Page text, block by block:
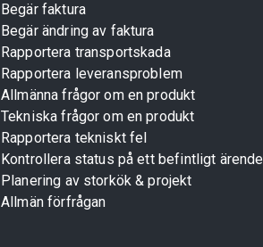
Begär faktura
Begär ändring av faktura
Rapportera transportskada
Rapportera leveransproblem
Allmänna frågor om en produkt
Tekniska frågor om en produkt
Rapportera tekniskt fel
Kontrollera status på ett befintligt ärende
Planering av storkök & projekt
Allmän förfrågan